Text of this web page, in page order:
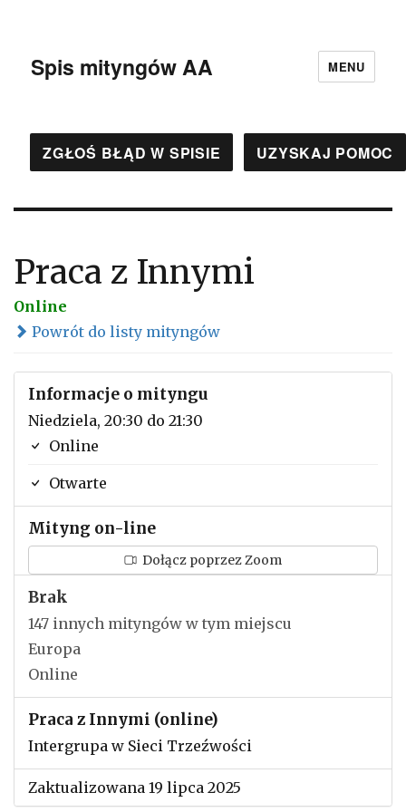
Spis mityngów AA MENU
ZGŁOŚ BŁĄD W SPISIE UZYSKAJ POMOC
Praca z Innymi
Online
Powrót do listy mityngów
Informacje o mityngu
Niedziela, 20:30 do 21:30
Online
Otwarte
Mityng on-line
Dołącz poprzez Zoom
Brak
147 innych mityngów w tym miejscu
Europa
Online
Praca z Innymi (online)
Intergrupa w Sieci Trzeźwości
Zaktualizowana 19 lipca 2025